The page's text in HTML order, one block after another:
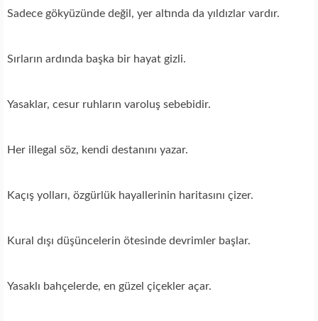
Sadece gökyüzünde değil, yer altında da yıldızlar vardır.
Sırların ardında başka bir hayat gizli.
Yasaklar, cesur ruhların varoluş sebebidir.
Her illegal söz, kendi destanını yazar.
Kaçış yolları, özgürlük hayallerinin haritasını çizer.
Kural dışı düşüncelerin ötesinde devrimler başlar.
Yasaklı bahçelerde, en güzel çiçekler açar.